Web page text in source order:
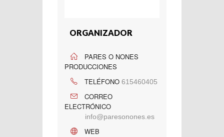
ORGANIZADOR
PARES O NONES
PRODUCCIONES
TELÉFONO 615460405
CORREO
ELECTRÓNICO
info@paresonones.es
WEB